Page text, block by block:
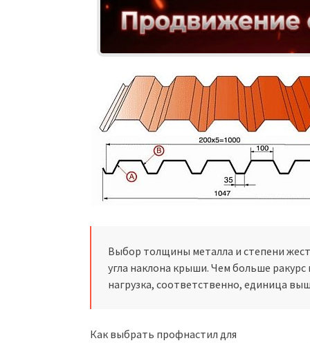
Выбор толщины металла и степени
угла наклона крыши. Чем больше
нагрузка, соответственно, единица
Как выбрать профнастил для